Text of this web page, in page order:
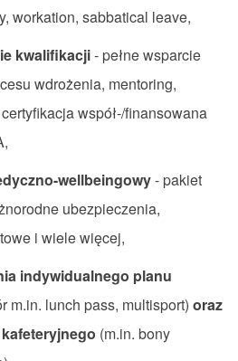
workation, sabbatical leave,
kwalifikacji- pełne wsparcie
wdrożenia, mentoring,
współ-/finansowana
wellbeingowy- pakiet
ubezpieczenia,
i wiele więcej,
indywidualnego planu
m.in. lunch pass, multisport) oraz
(m.in. bony